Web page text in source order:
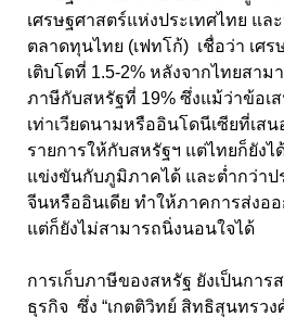
เศรษฐศาสตร์แห่งประเทศไทย แล
ตลาดทุนไทย (เฟทโก้) เชื่อว่า เศร
เติบโตที่ 1.5-2% หลังจากไทยสา
ภาษีกับสหรัฐที่ 19% ซึ่งแม้ว่าข้อเ
เท่าเวียดนามหรืออินโดนีเซียที่เส
รายการให้กับสหรัฐฯ แต่ไทยก็ยัง
แข่งขันกับภูมิภาคได้ และต่ำกว่าป
จีนหรืออินเดีย ทำให้ภาคการส่งอ
แต่ก็ยังไม่สามารถนิ่งนอนใจได้
การเก็บภาษีของสหรัฐ ยังเป็นการ
ธุรกิจ ซึ่ง “เกตติวิทย์ สิทธิสุนทรวง